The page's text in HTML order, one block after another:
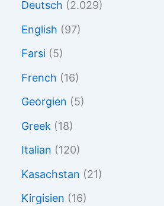
Deutsch (2.029)
English (97)
Farsi (5)
French (16)
Georgien (5)
Greek (18)
Italian (120)
Kasachstan (21)
Kirgisien (16)